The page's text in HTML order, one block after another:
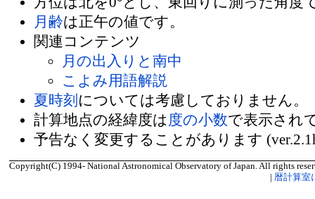
月齢は正午の値です。
関連コンテンツ
月の出入りと南中
こよみ用語解説
夏時刻 については考慮しておりません。
計算地点の経緯度は 度の小数で表示され
予告なく変更することがあります
Copyright(C) 1994- National Astronomical Observatory of Japan. All rights
暦計算室